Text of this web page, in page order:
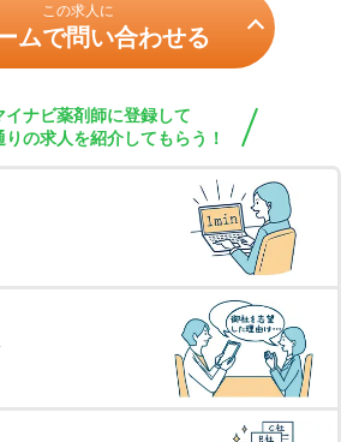
この求人に
ムで問い合わせる
イナビ薬剤師に登録して
りの求人を紹介してもらう！